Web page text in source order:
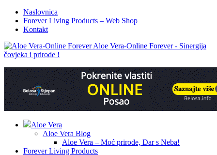
Naslovnica
Forever Living Products – Web Shop
Kontakt
Aloe Vera-Online Forever - Sinergija
čovjeka i prirode !
Aloe Vera
Aloe Vera Blog
Aloe Vera – Moć prirode, Dar s Neba!
Forever Living Products